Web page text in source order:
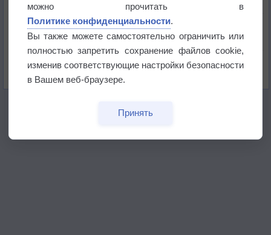
В Приморье обнаружены морские волны тепла
бабочек
можно прочитать в
Политике конфиденциальности.
Вы также можете самостоятельно ограничить или
полностью запретить сохранение файлов cookie,
изменив соответствующие настройки безопасности
в Вашем веб-браузере.
Принять